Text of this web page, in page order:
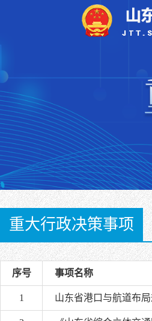
重大行政决策事项
序号 事项名称
1 山东省港口与航道布局